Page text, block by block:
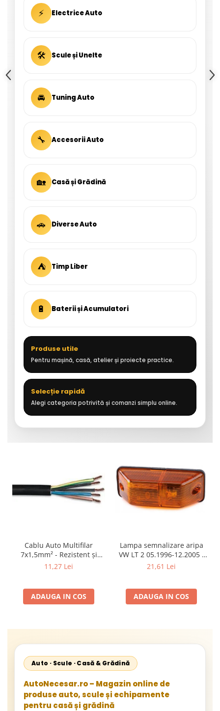
⚡ Electrice Auto
🛠 Scule și Unelte
🚘 Tuning Auto
🔧 Accesorii Auto
🏡 Casă și Grădină
🚗 Diverse Auto
⛺ Timp Liber
🔋 Baterii și Acumulatori
Produse utile
Pentru mașină, casă, atelier și proiecte practice.
Selecție rapidă
Alegi categoria potrivită și comanzi simplu online.
Cablu Auto Multifilar
7x1,5mm² - Rezistent și
Flexibil pentru Remorci 12V-
11,27 Lei
ADAUGA IN COS
Lampa semnalizare aripa
VW LT 2 05.1996-12.2005 ;
Mercedes Sprinter 1995-
Neoplan Euroliner,
Starliner,Centroliner,
21,61 Lei
ADAUGA IN COS
Auto · Scule · Casă & Grădină
AutoNecesar.ro – Magazin online de
produse auto, scule și echipamente
pentru casă și grădină